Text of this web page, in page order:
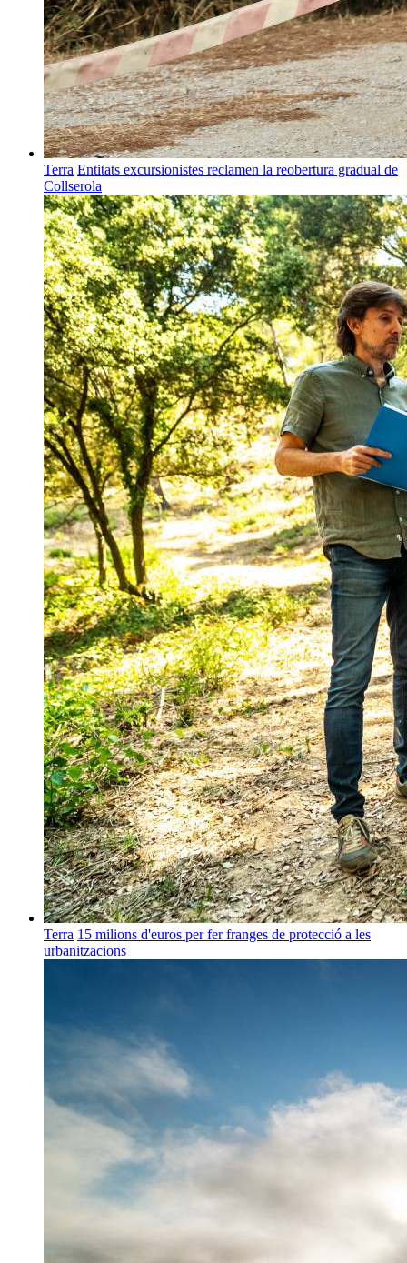
Terra Entitats excursionistes reclamen la reobertura gradual de
Collserola
Terra 15 milions d'euros per fer franges de protecció a les
urbanitzacions